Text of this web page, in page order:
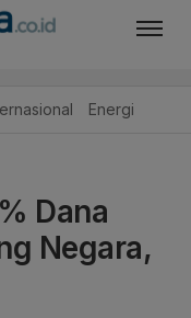
Energi
Dana
Negara,